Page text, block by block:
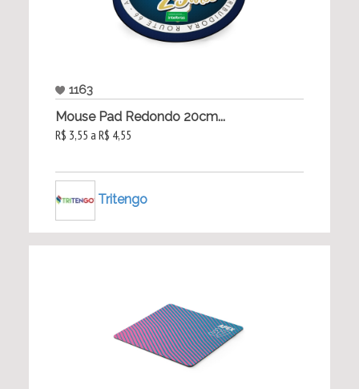
1163
Mouse Pad Redondo 20cm...
R$ 3,55 a R$ 4,55
Tritengo